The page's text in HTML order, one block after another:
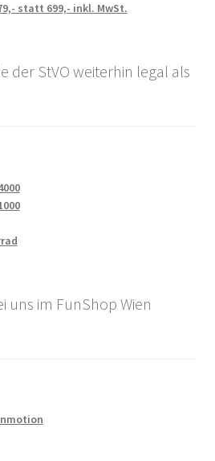
statt 699,- inkl. MwSt.
der StVO weiterhin legal als
uns im FunShop Wien